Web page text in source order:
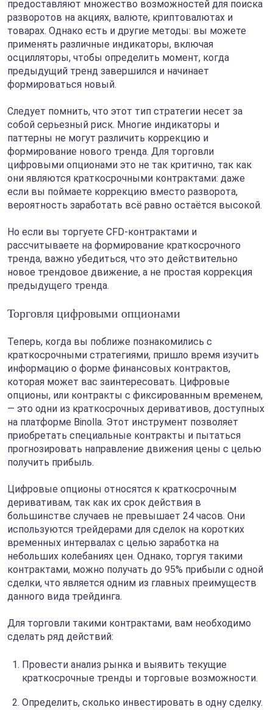
предоставляют множество возможностей для поиска
разворотов на акциях, валюте, криптовалютах и
товарах. Однако есть и другие методы: вы можете
применять различные индикаторы, включая
осцилляторы, чтобы определить момент, когда
предыдущий тренд завершился и начинает
формироваться новый.
Следует помнить, что этот тип стратегии несет за
собой серьезный риск. Многие индикаторы и
паттерны не могут различить коррекцию и
формирование нового тренда. Для торговли
цифровыми опционами это не так критично, так как
они являются краткосрочными контрактами: даже
если вы поймаете коррекцию вместо разворота,
вероятность заработать всё равно остаётся высокой.
Но если вы торгуете CFD-контрактами и
рассчитываете на формирование краткосрочного
тренда, важно убедиться, что это действительно
новое трендовое движение, а не простая коррекция
предыдущего тренда.
Торговля цифровыми опционами
Теперь, когда вы поближе познакомились с
краткосрочными стратегиями, пришло время изучить
информацию о форме финансовых контрактов,
которая может вас заинтересовать. Цифровые
опционы, или контракты с фиксированным временем,
— это одни из краткосрочных деривативов, доступных
на платформе Binolla. Этот инструмент позволяет
приобретать специальные контракты и пытаться
прогнозировать направление движения цены с целью
получить прибыль.
Цифровые опционы относятся к краткосрочным
деривативам, так как их срок действия в
большинстве случаев не превышает 24 часов. Они
используются трейдерами для сделок на коротких
временных интервалах с целью заработка на
небольших колебаниях цен. Однако, торгуя такими
контрактами, можно получать до 95% прибыли с одной
сделки, что является одним из главных преимуществ
данного вида трейдинга.
Для торговли такими контрактами, вам необходимо
сделать ряд действий:
Провести анализ рынка и выявить текущие
краткосрочные тренды и торговые возможности.
Определить, сколько инвестировать в одну сделку.